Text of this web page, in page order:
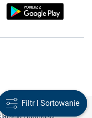
| Nota prawna |
zgodności
Filtr I Sortowanie
Filtr I Sortowanie